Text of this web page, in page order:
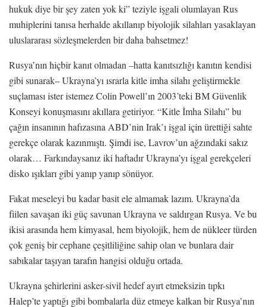
hukuk diye bir şey zaten yok ki” teziyle işgali olumlayan Rus
muhiplerini tanısa herhalde akıllanıp biyolojik silahları yasaklayan
uluslararası sözleşmelerden bir daha bahsetmez!
Rusya’nın hiçbir kanıt olmadan –hatta kanıtsızlığı kanıtın kendisi
gibi sunarak– Ukrayna’yı ısrarla kitle imha silahı geliştirmekle
suçlaması ister istemez Colin Powell’ın 2003’teki BM Güvenlik
Konseyi konuşmasını akıllara getiriyor. “Kitle İmha Silahı” bu
çağın insanının hafızasına ABD’nin Irak’ı işgal için ürettiği sahte
gerekçe olarak kazınmıştı. Şimdi ise, Lavrov’un ağzındaki sakız
olarak… Farkındaysanız iki haftadır Ukrayna’yı işgal gerekçeleri
disko ışıkları gibi yanıp yanıp sönüyor.
Fakat meseleyi bu kadar basit ele almamak lazım. Ukrayna’da
fiilen savaşan iki güç savunan Ukrayna ve saldırgan Rusya. Ve bu
ikisi arasında hem kimyasal, hem biyolojik, hem de nükleer türden
çok geniş bir cephane çeşitliliğine sahip olan ve bunlara dair
sabıkalar taşıyan tarafın hangisi olduğu ortada.
Ukrayna şehirlerini asker-sivil hedef ayırt etmeksizin tıpkı
Halep’te yaptığı gibi bombalarla düz etmeye kalkan bir Rusya’nın